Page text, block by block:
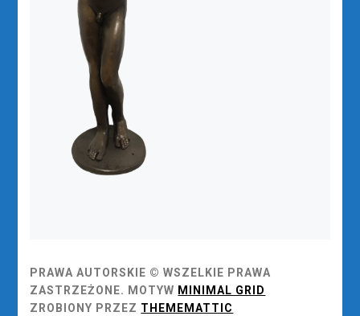
PRAWA AUTORSKIE © WSZELKIE PRAWA
ZASTRZEŻONE. MOTYW MINIMAL GRID
ZROBIONY PRZEZ THEMEMATTIC